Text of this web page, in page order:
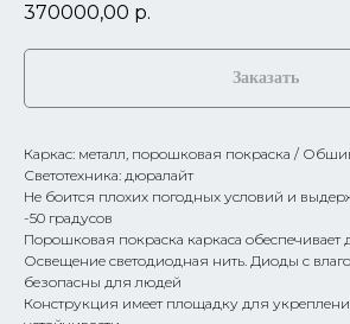
370000,00 р.
Заказать
Каркас: металл, порошковая покраска /
Светотехника: дюралайт
Не боится плохих погодных условий и
-50 градусов
Порошковая покраска каркаса обеспечивает
Освещение светодиодная нить. Диоды с
безопасны для людей
Конструкция имеет площадку для